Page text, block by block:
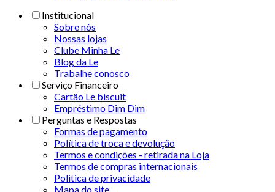
Institucional
Sobre nós
Nossas lojas
Clube Minha Le
Blog da Le
Trabalhe conosco
Serviço Financeiro
Cartão Le biscuit
Empréstimo Dim Dim
Perguntas e Respostas
Formas de pagamento
Política de troca e devolução
Termos e condições - retirada na Loja
Termos de compras internacionais
Politica de privacidade
Mapa do site